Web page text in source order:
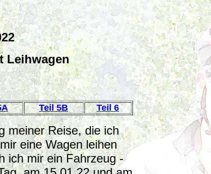
Leihwagen
Teil 5B Teil 6
meiner Reise, die ich
eine Wagen leihen
ich mir ein Fahrzeug -